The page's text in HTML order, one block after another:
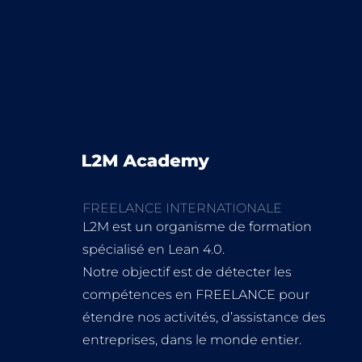
FREELANCE INTERNATIONALE
L2M est un organisme de formation
spécialisé en Lean 4.0.
Notre objectif est de détecter les
compétences en FREELANCE pour
étendre nos activités, d’assistance des
entreprises, dans le monde entier.